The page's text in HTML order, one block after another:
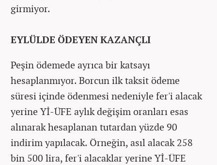
girmiyor.
EYLÜLDE ÖDEYEN KAZANÇLI
Peşin ödemede ayrıca bir katsayı
hesaplanmıyor. Borcun ilk taksit ödeme
süresi içinde ödenmesi nedeniyle fer'i alacak
yerine Yİ-ÜFE aylık değişim oranları esas
alınarak hesaplanan tutardan yüzde 90
indirim yapılacak. Örneğin, asıl alacak 258
bin 500 lira, fer'i alacaklar yerine Yİ-ÜFE